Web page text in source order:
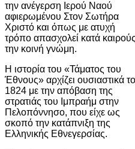
την ανέγερση Ιερού Ναού
αφιερωμένου Στον Σωτήρα
Χριστό και όπως με ατυχή
τρόπο απασχολεί κατά καιρούς
την κοινή γνώμη.
Η ιστορία του «Τάματος του
Έθνους» αρχίζει ουσιαστικά το
1824 με την απόβαση της
στρατιάς του Ιμπραήμ στην
Πελοπόννησο, που είχε ως
σκοπό την κατάπνιξη της
Ελληνικής Εθνεγερσίας.